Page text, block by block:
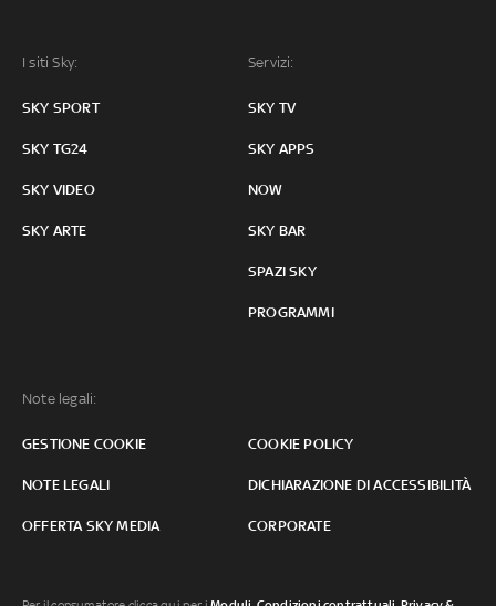
I siti Sky:
SKY SPORT
SKY TG24
SKY VIDEO
SKY ARTE
Servizi:
SKY TV
SKY APPS
NOW
SKY BAR
SPAZI SKY
PROGRAMMI
Note legali:
GESTIONE COOKIE COOKIE POLICY
NOTE LEGALI DICHIARAZIONE DI ACCESSIBILITÀ
OFFERTA SKY MEDIA CORPORATE